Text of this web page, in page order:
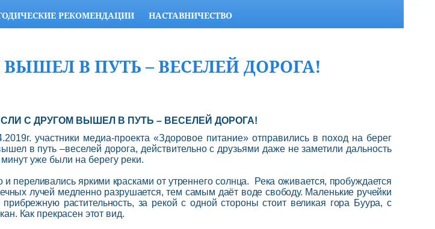
РЕКОМЕНДАЦИИ НАСТАВНИЧЕСТВО
В ПУТЬ – ВЕСЕЛЕЙ ДОРОГА!
С ДРУГОМ ВЫШЕЛ В ПУТЬ – ВЕСЕЛЕЙ ДОРОГА!
участники медиа-проекта «Здоровое питание» отправились в поход на берег
в путь –веселей дорога, действительно с друзьями даже не заметили дальность
уже были на берегу реки.
и переливались яркими красками от утреннего солнца. Река оживается, пробуждается
лучей медленно разрушается, тем самым даёт воде свободу. Маленькие ручейки
прибрежную растительность, за рекой с одной стороны стоит великая гора Буура, с
Как прекрасен этот вид.